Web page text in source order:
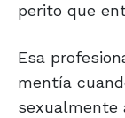
perito que
Esa
mentía
sexualmente